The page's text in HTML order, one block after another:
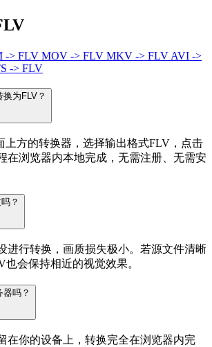
-> FLV MOV -> FLV MKV -> FLV AVI ->
-> FLV
为FLV？
上方的转换器，选择输出格式FLV，点击
在浏览器内本地完成，无需注册、无需安
？
进行转换，画质损失极小。若源文件清晰
也会保持相近的视觉效果。
吗？
在你的设备上，转换完全在浏览器内完